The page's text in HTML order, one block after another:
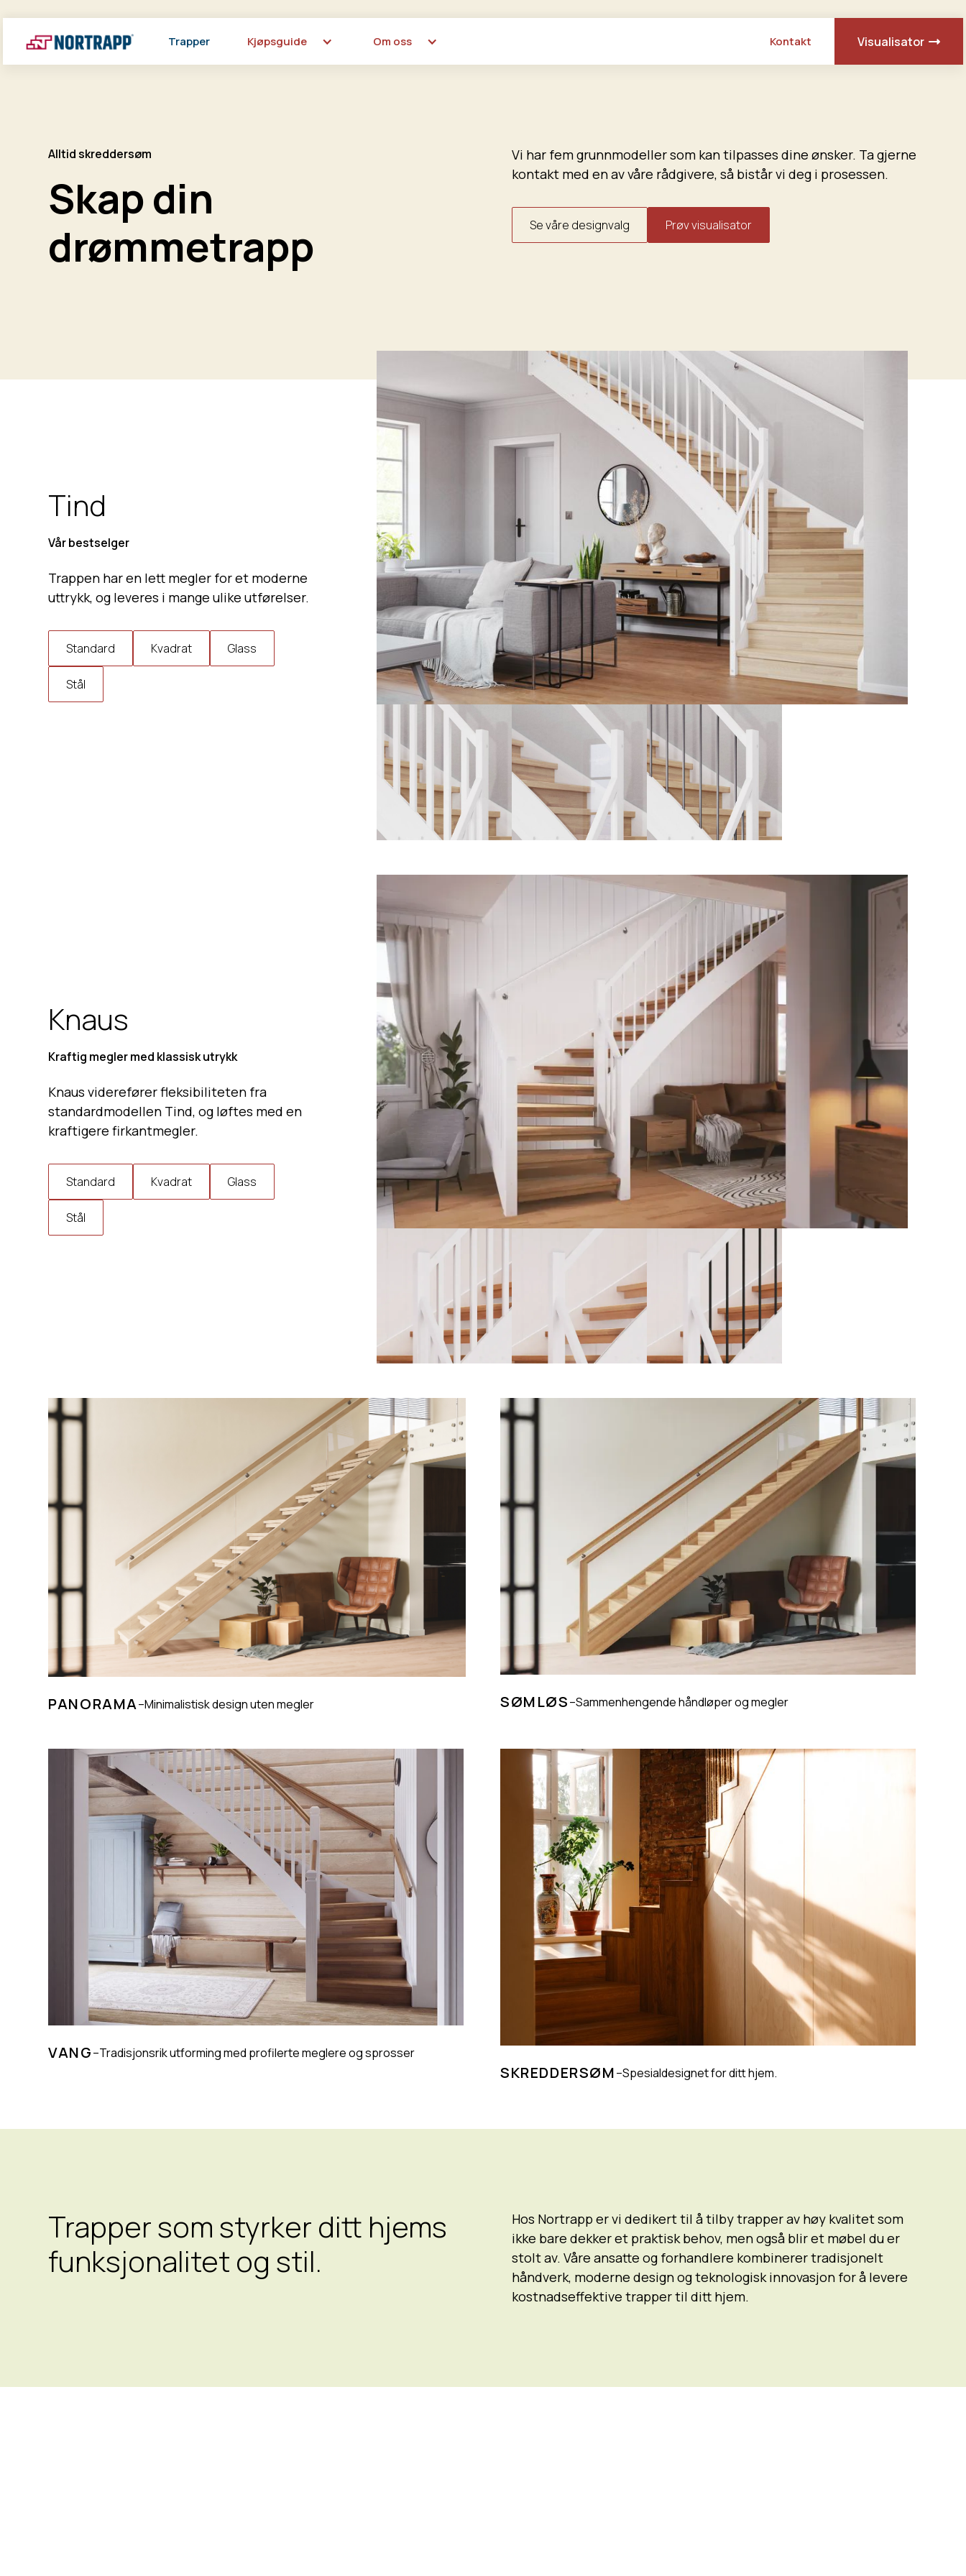
Trapper Kjøpsguide Om oss Kontakt Visualisator
Alltid skreddersøm
Skap din
drømmetrapp
Vi har fem grunnmodeller som kan tilpasses dine ønsker. Ta gjerne
kontakt med en av våre rådgivere, så bistår vi deg i prosessen.
Se våre designvalg Prøv visualisator
Tind
Vår bestselger
Trappen har en lett megler for et moderne
uttrykk, og leveres i mange ulike utførelser.
Standard Kvadrat Glass
Stål
Knaus
Kraftig megler med klassisk utrykk
Knaus viderefører fleksibiliteten fra
standardmodellen Tind, og løftes med en
kraftigere firkantmegler.
Standard Kvadrat Glass
Stål
PANORAMA–Minimalistisk design uten megler SØMLØS–Sammenhengende håndløper og megler
VANG–Tradisjonsrik utforming med profilerte meglere og sprosser
SKREDDERSØM–Spesialdesignet for ditt hjem.
Trapper som styrker ditt hjems
funksjonalitet og stil.
Hos Nortrapp er vi dedikert til å tilby trapper av høy kvalitet som
ikke bare dekker et praktisk behov, men også blir et møbel du er
stolt av. Våre ansatte og forhandlere kombinerer tradisjonelt
håndverk, moderne design og teknologisk innovasjon for å levere
kostnadseffektive trapper til ditt hjem.